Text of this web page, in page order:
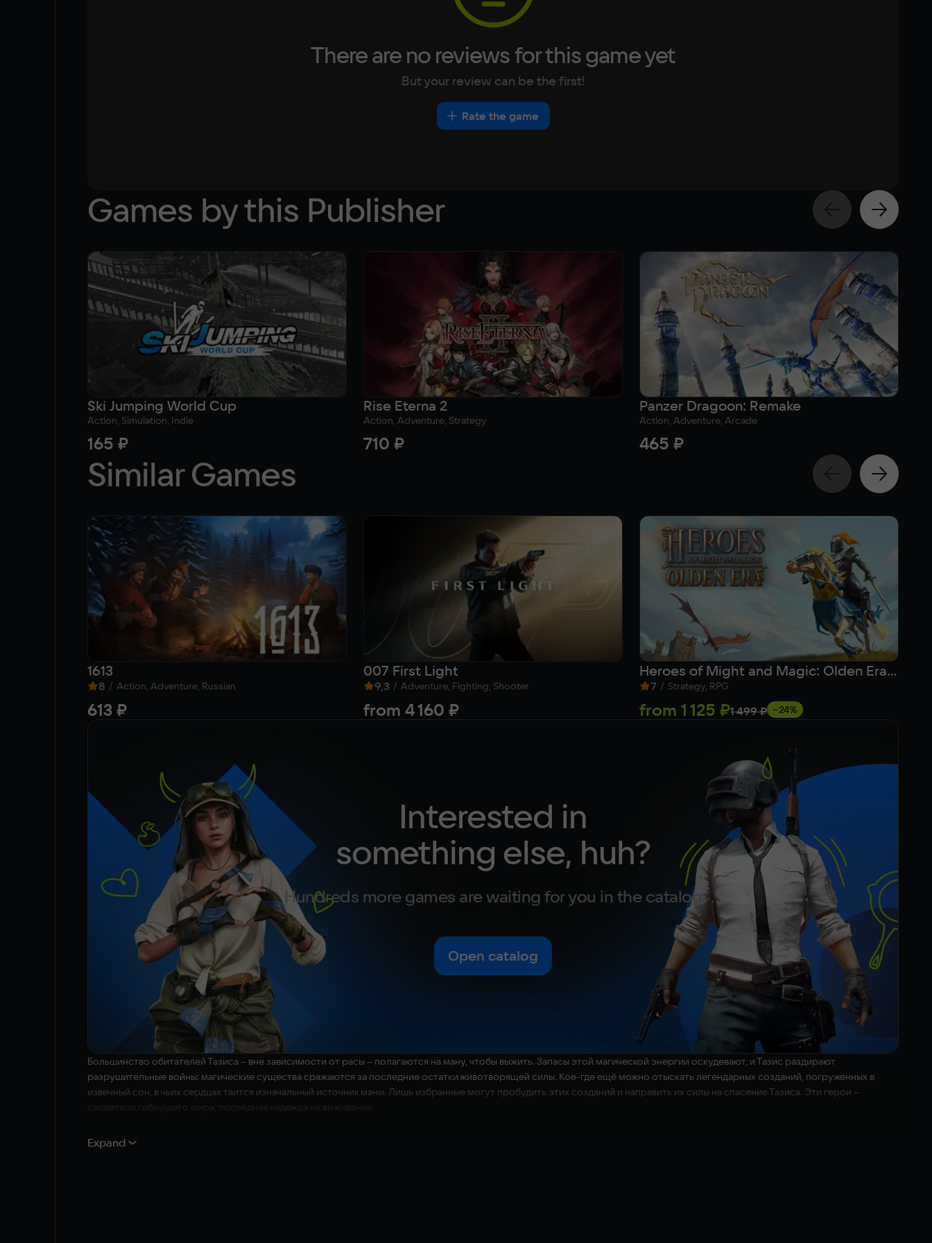
There are no reviews for this game yet
But your review can be the first!
Rate the game
Games by this Publisher
Ski Jumping World Cup
Action, Simulation, Indie
165 ₽
Rise Eterna 2
Action, Adventure, Strategy
710 ₽
Panzer Dragoon: Remake
Action, Adventure, Arcade
465 ₽
Similar Games
1613
8 / Action, Adventure, Russian
613 ₽
007 First Light
9,3 / Adventure, Fighting, Shooter
from 4 160 ₽
Heroes of Might and Magic: Olden Era (Ранний доступ)
7 / Strategy, RPG
from 1 125 ₽1 499 ₽ −24%
Interested in
something else, huh?
Hundreds more games are waiting for you in the catalog
Open catalog
Большинство обитателей Тазиса – вне зависимости от расы – полагаются на ману, чтобы выжить. Запасы этой магической энергии оскудевают, и Тазис раздирают
разрушительные войны: магические существа сражаются за последние остатки животворящей силы. Кое-где ещё можно отыскать легендарных созданий, погруженных в
извечный сон, в чьих сердцах таится изначальный источник маны. Лишь избранные могут пробудить этих созданий и направить их силы на спасение Тазиса. Эти герои –
свидетели гибнущего мира, последняя надежда на выживание.
Expand